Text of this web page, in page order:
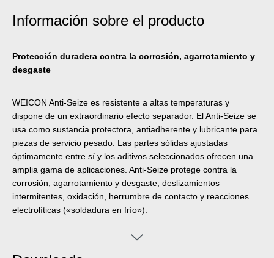
Información sobre el producto
Protección duradera contra la corrosión, agarrotamiento y
desgaste
WEICON Anti-Seize es resistente a altas temperaturas y
dispone de un extraordinario efecto separador. El Anti-Seize se
usa como sustancia protectora, antiadherente y lubricante para
piezas de servicio pesado. Las partes sólidas ajustadas
óptimamente entre sí y los aditivos seleccionados ofrecen una
amplia gama de aplicaciones. Anti-Seize protege contra la
corrosión, agarrotamiento y desgaste, deslizamientos
intermitentes, oxidación, herrumbre de contacto y reacciones
electrolíticas («soldadura en frío»).